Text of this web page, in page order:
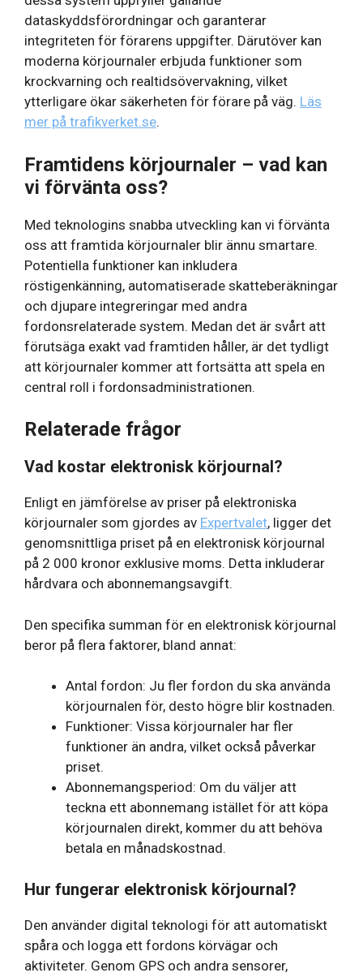
dataskyddsförordningar och garanterar
integriteten för förarens uppgifter. Därutöver kan
moderna körjournaler erbjuda funktioner som
krockvarning och realtidsövervakning, vilket
ytterligare ökar säkerheten för förare på väg. Läs
mer på trafikverket.se.
Framtidens körjournaler – vad kan
vi förvänta oss?
Med teknologins snabba utveckling kan vi förvänta
oss att framtida körjournaler blir ännu smartare.
Potentiella funktioner kan inkludera
röstigenkänning, automatiserade skatteberäkningar
och djupare integreringar med andra
fordonsrelaterade system. Medan det är svårt att
förutsäga exakt vad framtiden håller, är det tydligt
att körjournaler kommer att fortsätta att spela en
central roll i fordonsadministrationen.
Relaterade frågor
Vad kostar elektronisk körjournal?
Enligt en jämförelse av priser på elektroniska
körjournaler som gjordes av Expertvalet, ligger det
genomsnittliga priset på en elektronisk körjournal
på 2 000 kronor exklusive moms. Detta inkluderar
hårdvara och abonnemangsavgift.
Den specifika summan för en elektronisk körjournal
beror på flera faktorer, bland annat:
Antal fordon: Ju fler fordon du ska använda
körjournalen för, desto högre blir kostnaden.
Funktioner: Vissa körjournaler har fler
funktioner än andra, vilket också påverkar
priset.
Abonnemangsperiod: Om du väljer att
teckna ett abonnemang istället för att köpa
körjournalen direkt, kommer du att behöva
betala en månadskostnad.
Hur fungerar elektronisk körjournal?
Den använder digital teknologi för att automatiskt
spåra och logga ett fordons körvägar och
aktiviteter. Genom GPS och andra sensorer,